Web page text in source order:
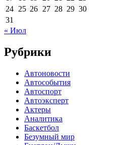
24 25 26 27 28 29 30
31
« Июл
Рубрики
Автоновости
Автособытия
Автоспорт
Автоэксперт
Актеры
Аналитика
Баскетбол
Безумный мир